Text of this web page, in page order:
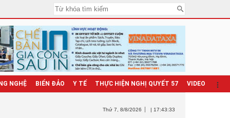
NGHỆ BIỂN ĐẢO Y TẾ THỰC HIỆN NGHỊ QUYẾT 57 VIDEO
Thứ 7 , 8/8/2026 | 17:43:35